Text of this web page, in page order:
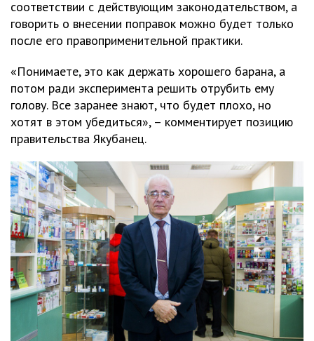
соответствии с действующим законодательством, а
говорить о внесении поправок можно будет только
после его правоприменительной практики.
«Понимаете, это как держать хорошего барана, а
потом ради эксперимента решить отрубить ему
голову. Все заранее знают, что будет плохо, но
хотят в этом убедиться», – комментирует позицию
правительства Якубанец.